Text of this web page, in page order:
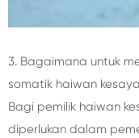
3. Bagaimana untuk
somatik haiwan
Bagi pemilik haiwan
diperlukan dalam